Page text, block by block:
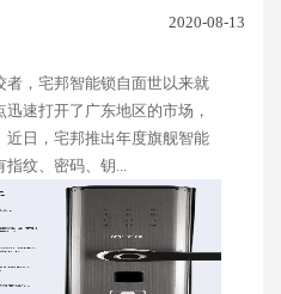
2020-08-13
，宅邦智能锁自面世以来就
速打开了广东地区的市场，
日，宅邦推出年度旗舰智能
纹、密码、钥...